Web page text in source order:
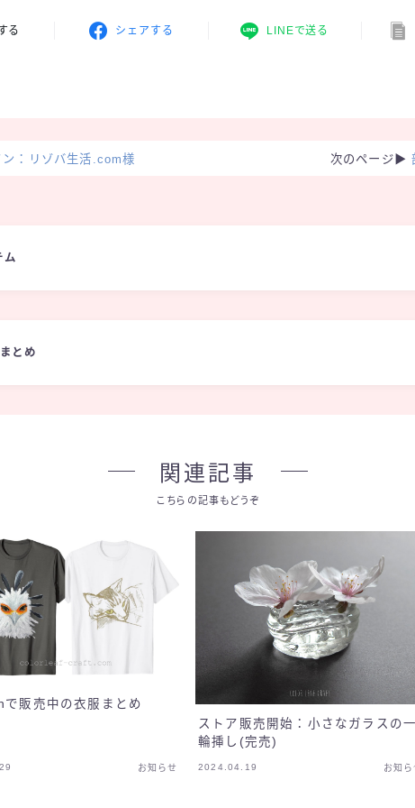
る シェアする LINEで送る
：リゾバ生活.com様 次のページ▶︎
ム
とめ
関連記事
こちらの記事もどうぞ
販売中の衣服まとめ
お知らせ
ストア販売開始：小さなガラスの一
輪挿し(完売)
2024.04.19 お知ら